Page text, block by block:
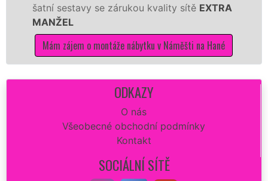
se zárukou kvality sítěEXTRA
o montáže nábytku v Náměšti na Hané
tuto kuchyň
Mám zájem
ODKAZY
O nás
Všeobecné obchodní podmínky
Kontakt
SOCIÁLNÍ SÍTĚ